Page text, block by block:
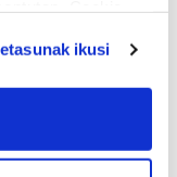
ikusi